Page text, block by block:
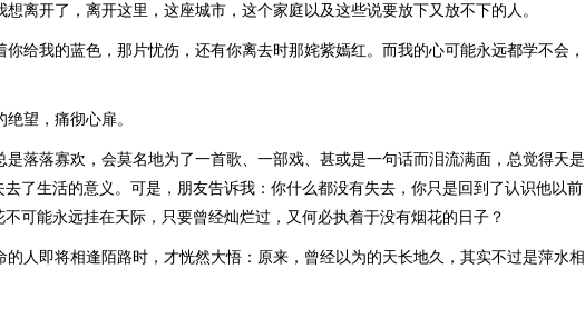
离开了，离开这里，这座城市，这个家庭以及这些说要放下又放不下的人。
你给我的蓝色，那片忧伤，还有你离去时那姹紫嫣红。而我的心可能永远都学不会，
望，痛彻心扉。
是落落寡欢，会莫名地为了一首歌、一部戏、甚或是一句话而泪流满面，总觉得天是
了生活的意义。可是，朋友告诉我：你什么都没有失去，你只是回到了认识他以前
可能永远挂在天际，只要曾经灿烂过，又何必执着于没有烟花的日子？
的人即将相逢陌路时，才恍然大悟：原来，曾经以为的天长地久，其实不过是萍水相